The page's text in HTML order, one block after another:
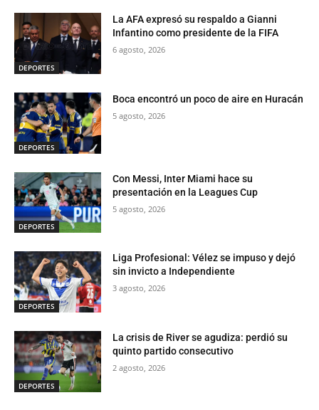
DEPORTES
La AFA expresó su respaldo a Gianni
Infantino como presidente de la FIFA
6 agosto, 2026
DEPORTES
Boca encontró un poco de aire en Huracán
5 agosto, 2026
DEPORTES
Con Messi, Inter Miami hace su
presentación en la Leagues Cup
5 agosto, 2026
DEPORTES
Liga Profesional: Vélez se impuso y dejó
sin invicto a Independiente
3 agosto, 2026
DEPORTES
La crisis de River se agudiza: perdió su
quinto partido consecutivo
2 agosto, 2026